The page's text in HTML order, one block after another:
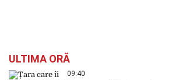
ULTIMA ORĂ
09:40